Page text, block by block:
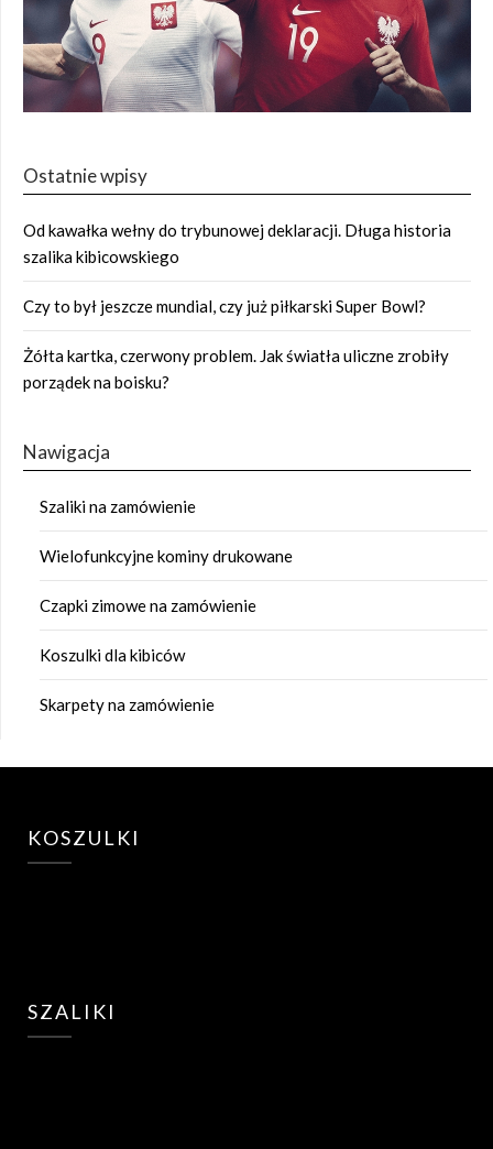
Ostatnie wpisy
Od kawałka wełny do trybunowej deklaracji. Długa historia
szalika kibicowskiego
Czy to był jeszcze mundial, czy już piłkarski Super Bowl?
Żółta kartka, czerwony problem. Jak światła uliczne zrobiły
porządek na boisku?
Nawigacja
Szaliki na zamówienie
Wielofunkcyjne kominy drukowane
Czapki zimowe na zamówienie
Koszulki dla kibiców
Skarpety na zamówienie
KOSZULKI
SZALIKI